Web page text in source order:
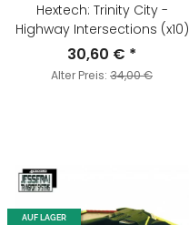
Hextech: Trinity City -
Highway Intersections (x10)
30,60 € *
Alter Preis: 34,00 €
AUF LAGER